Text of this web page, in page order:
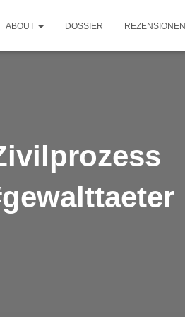
ABOUT DOSSIER REZENSIONEN